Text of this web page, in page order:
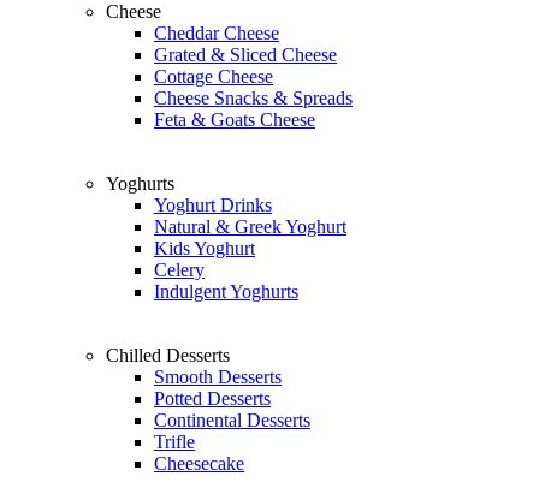
Cheese
Cheddar Cheese
Grated & Sliced Cheese
Cottage Cheese
Cheese Snacks & Spreads
Feta & Goats Cheese
Yoghurts
Yoghurt Drinks
Natural & Greek Yoghurt
Kids Yoghurt
Celery
Indulgent Yoghurts
Chilled Desserts
Smooth Desserts
Potted Desserts
Continental Desserts
Trifle
Cheesecake